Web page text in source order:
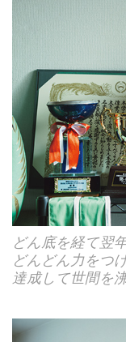
どん底を経て翌
どんどん力をつ
達成して世間を